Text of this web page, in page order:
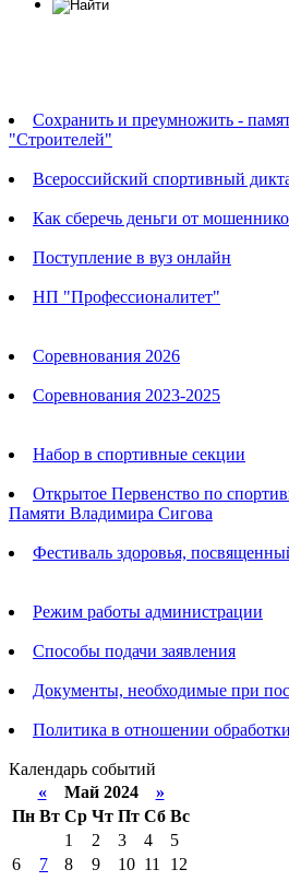
Сохранить и преумножить -
"Строителей"
Всероссийский спортивный
Как сберечь деньги от
Поступление в вуз онлайн
НП "Профессионалитет"
Соревнования 2026
Соревнования 2023-2025
Набор в спортивные секции
Открытое Первенство по
Памяти Владимира Сигова
Фестиваль здоровья,
Режим работы администрации
Способы подачи заявления
Документы, необходимые при
Политика в отношении
Календарь событий
«Май 2024 »
Пн Вт Ср Чт Пт Сб Вс
1
2 3 4
5
6
7 8 9 10 11
12